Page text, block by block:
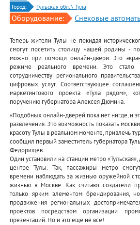
Город:
Тульская обл. \ Тула
Оборудование: Снековые
Теперь жители Тулы не покидая
смогут посетить столицу нашей родины -
можно при помощи онлайн-двери. Это
режиме реального времени. Это стало
сотрудничеству регионального
цифровых услуг. Соответствующее
маркетингового проекта «Тула рядом»,
поручению губернатора Алексея Дюмина.
«Подобных онлайн-дверей пока нет нигде, и
развлечения. Это возможность показать
красоту Тулы в реальном моменте, привлечь
сообщил первый заместитель губернатора
Федорищев
Один установили на станции метро
центре Тулы. Так, пассажиры метро
времени наблюдать за жизнью оружейной
жизнью в Москве. Как считают создатели
только ярким элементом брендирования,
продвижения региональных
проектов посредством организации
презентаций. Но и это еще не все!